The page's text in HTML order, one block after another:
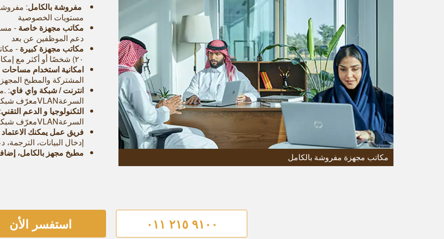
مكاتب مجهزة مفروشة بالكامل
مفروشة بالكامل:
مستويات الخصوصية
مكاتب مجهزة خاصة
دعم الموظفين عن بعد
مكاتب مجهزة كبيرة
٢٠) شخصًا أو أكثر مع إمكانية استخدام مرافق و خدمات من فئة الخمس نجوم
امكانية استخدام مساحات
المشتركة والمطبخ
انترنت / شبكة واي فاي:
السرعةVLANمعرّف شبكة خاص وشبكة
التكنولوجيا و الدعم التقني
السرعةVLANمعرّف شبكة خاص وشبكة
فريق عمل يمكنك الاعتماد
إدخال البيانات،
مطبخ مجهز بالكامل،
٩١٠٠ ٢١٥ ٠١١ استفسر الأن